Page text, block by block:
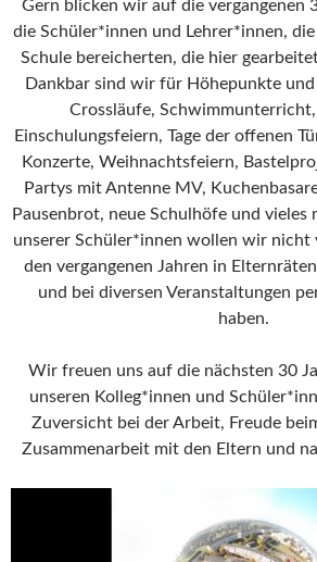
Gern blicken wir auf die vergangenen
die Schüler*innen und Lehrer*innen,
Schule bereicherten, die hier
Dankbar sind wir für Höhepunkte
Crossläufe,
Einschulungsfeiern, Tage der offenen
Konzerte, Weihnachtsfeiern,
Partys mit Antenne MV,
Pausenbrot, neue Schulhöfe und vieles
unserer Schüler*innen wollen wir nicht
den vergangenen Jahren in
und bei diversen Veranstaltungen
haben.
Wir freuen uns auf die nächsten 30
unseren Kolleg*innen und
Zuversicht bei der Arbeit, Freude
Zusammenarbeit mit den Eltern und